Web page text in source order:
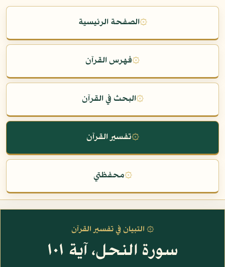
۞الصفحة الرئيسية
۞فهرس القرآن
۞البحث في القرآن
۞تفسير القرآن
۞محفظتي
۞ التبيان في تفسير القرآن
سورة النحل، آية ١٠١